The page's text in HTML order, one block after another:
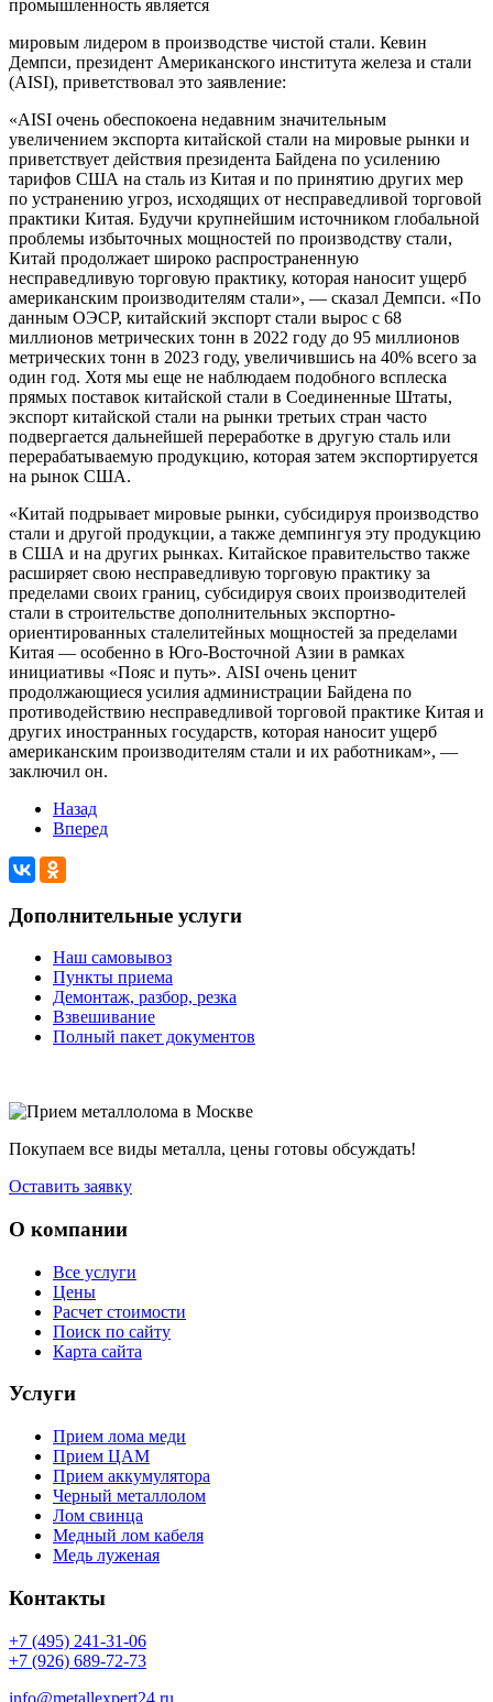
промышленность является
мировым лидером в производстве чистой стали. Кевин
Демпси, президент Американского института железа и стали
(AISI), приветствовал это заявление:
«AISI очень обеспокоена недавним значительным
увеличением экспорта китайской стали на мировые рынки и
приветствует действия президента Байдена по усилению
тарифов США на сталь из Китая и по принятию других мер
по устранению угроз, исходящих от несправедливой торговой
практики Китая. Будучи крупнейшим источником глобальной
проблемы избыточных мощностей по производству стали,
Китай продолжает широко распространенную
несправедливую торговую практику, которая наносит ущерб
американским производителям стали», — сказал Демпси. «По
данным ОЭСР, китайский экспорт стали вырос с 68
миллионов метрических тонн в 2022 году до 95 миллионов
метрических тонн в 2023 году, увеличившись на 40% всего за
один год. Хотя мы еще не наблюдаем подобного всплеска
прямых поставок китайской стали в Соединенные Штаты,
экспорт китайской стали на рынки третьих стран часто
подвергается дальнейшей переработке в другую сталь или
перерабатываемую продукцию, которая затем экспортируется
на рынок США.
«Китай подрывает мировые рынки, субсидируя производство
стали и другой продукции, а также демпингуя эту продукцию
в США и на других рынках. Китайское правительство также
расширяет свою несправедливую торговую практику за
пределами своих границ, субсидируя своих производителей
стали в строительстве дополнительных экспортно-
ориентированных сталелитейных мощностей за пределами
Китая — особенно в Юго-Восточной Азии в рамках
инициативы «Пояс и путь». AISI очень ценит
продолжающиеся усилия администрации Байдена по
противодействию несправедливой торговой практике Китая и
других иностранных государств, которая наносит ущерб
американским производителям стали и их работникам», —
заключил он.
Назад
Вперед
Дополнительные услуги
Наш самовывоз
Пункты приема
Демонтаж, разбор, резка
Взвешивание
Полный пакет документов
Покупаем все виды металла, цены готовы обсуждать!
Оставить заявку
О компании
Все услуги
Цены
Расчет стоимости
Поиск по сайту
Карта сайта
Услуги
Прием лома меди
Прием ЦАМ
Прием аккумулятора
Черный металлолом
Лом свинца
Медный лом кабеля
Медь луженая
Контакты
+7 (495) 241-31-06
+7 (926) 689-72-73
info@metallexpert24.ru